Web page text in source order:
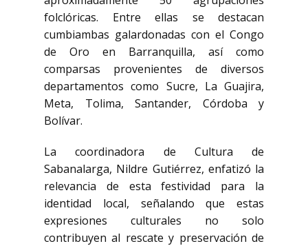
folclóricas. Entre ellas se destacan
cumbiambas galardonadas con el Congo
de Oro en Barranquilla, así como
comparsas provenientes de diversos
departamentos como Sucre, La Guajira,
Meta, Tolima, Santander, Córdoba y
Bolívar.
La coordinadora de Cultura de
Sabanalarga, Nildre Gutiérrez, enfatizó la
relevancia de esta festividad para la
identidad local, señalando que estas
expresiones culturales no solo
contribuyen al rescate y preservación de